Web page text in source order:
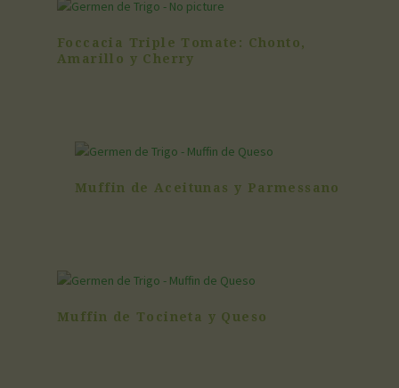
Foccacia Triple Tomate: Chonto,
Amarillo y Cherry
Muffin de Aceitunas y Parmessano
Muffin de Tocineta y Queso